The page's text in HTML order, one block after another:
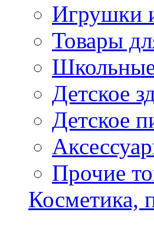
Игрушки
Товары
Детское
Детское
Прочие
Косметика,